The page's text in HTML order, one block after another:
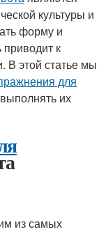
культуры и
форму и
к
В этой статье мы
для
их
из самых